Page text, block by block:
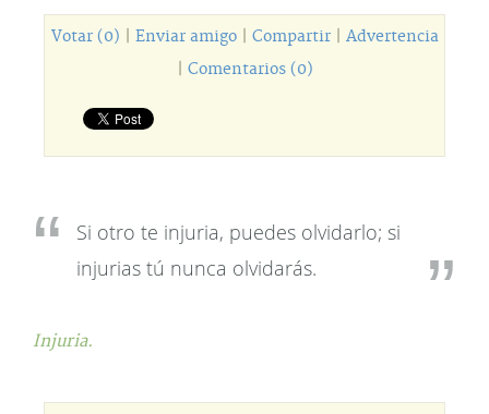
Votar (0) Enviar amigo| Compartir| Advertencia
Comentarios (0)
Si otro te injuria, puedes olvidarlo; si
injurias tú nunca olvidarás.
Injuria.